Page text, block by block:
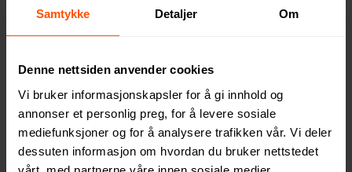
Samtykke Detaljer Om
Denne nettsiden anvender cookies
Vi bruker informasjonskapsler for å gi innhold og
annonser et personlig preg, for å levere sosiale
mediefunksjoner og for å analysere trafikken vår. Vi deler
dessuten informasjon om hvordan du bruker nettstedet
Smart Termoflaske
406 NOKved 50 stk.
Selvrensende Drikkeflaske
1802 NOKved 25 stk.